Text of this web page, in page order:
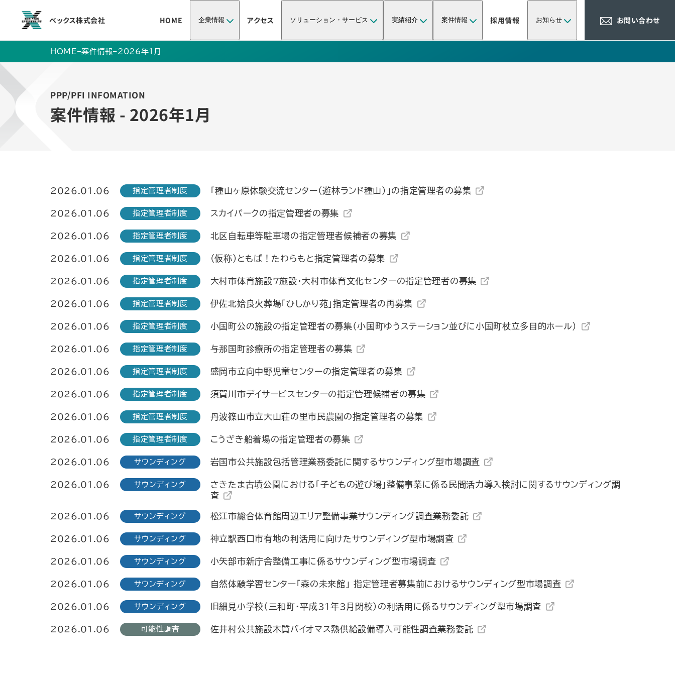
ベックス株式会社 HOME 企業情報 アクセス ソリューション・サービス 実績紹介 案件情報 採用情報 お知らせ お問い合わせ
HOME–案件情報– 2026年1月
PPP/PFI INFOMATION
案件情報 - 2026年1月
2026.01.06 指定管理者制度 「種山ヶ原体験交流センター（遊林ランド種山）」の指定管理者の募集
2026.01.06 指定管理者制度 スカイパークの指定管理者の募集
2026.01.06 指定管理者制度 北区自転車等駐車場の指定管理者候補者の募集
2026.01.06 指定管理者制度 (仮称)ともぱ！たわらもと指定管理者の募集
2026.01.06 指定管理者制度 大村市体育施設7施設・大村市体育文化センターの指定管理者の募集
2026.01.06 指定管理者制度 伊佐北姶良火葬場「ひしかり苑」指定管理者の再募集
2026.01.06 指定管理者制度 小国町公の施設の指定管理者の募集（小国町ゆうステーション並びに小国町杖立多目的ホール）
2026.01.06 指定管理者制度 与那国町診療所の指定管理者の募集
2026.01.06 指定管理者制度 盛岡市立向中野児童センターの指定管理者の募集
2026.01.06 指定管理者制度 須賀川市デイサービスセンターの指定管理候補者の募集
2026.01.06 指定管理者制度 丹波篠山市立大山荘の里市民農園の指定管理者の募集
2026.01.06 指定管理者制度 こうざき船着場の指定管理者の募集
2026.01.06 サウンディング 岩国市公共施設包括管理業務委託に関するサウンディング型市場調査
2026.01.06 サウンディング
さきたま古墳公園における「子どもの遊び場」整備事業に係る民間活力導入検討に関するサウンディング調
査
2026.01.06 サウンディング 松江市総合体育館周辺エリア整備事業サウンディング調査業務委託
2026.01.06 サウンディング 神立駅西口市有地の利活用に向けたサウンディング型市場調査
2026.01.06 サウンディング 小矢部市新庁舎整備工事に係るサウンディング型市場調査
2026.01.06 サウンディング 自然体験学習センター「森の未来館」 指定管理者募集前におけるサウンディング型市場調査
2026.01.06 サウンディング 旧細見小学校（三和町・平成31年3月閉校）の利活用に係るサウンディング型市場調査
2026.01.06 可能性調査 佐井村公共施設木質バイオマス熱供給設備導入可能性調査業務委託